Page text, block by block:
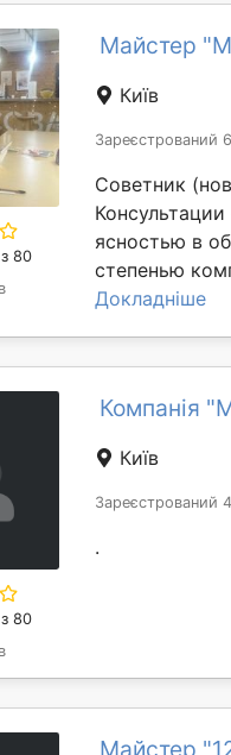
80
Майстер
Київ
Зареєстрований
Советник
ясностью в
степенью
Докладніше
80
Компанія
Київ
Зареєстрований
.